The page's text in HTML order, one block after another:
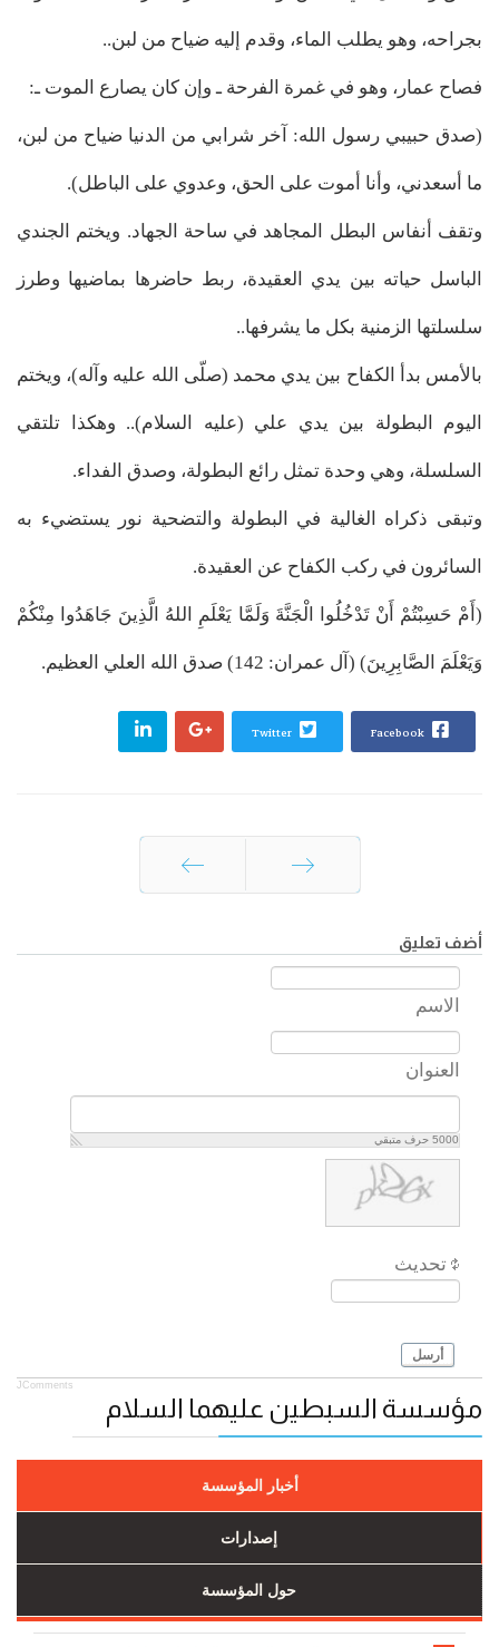
بجراحه، وهو يطلب الماء، وقدم إليه ضياح من لبن..
فصاح عمار، وهو في غمرة الفرحة ـ وإن كان يصارع الموت ـ:
(صدق حبيبي رسول الله: آخر شرابي من الدنيا ضياح من لبن،
ما أسعدني، وأنا أموت على الحق، وعدوي على الباطل).
وتقف أنفاس البطل المجاهد في ساحة الجهاد. ويختم الجندي
الباسل حياته بين يدي العقيدة، ربط حاضرها بماضيها وطرز
سلسلتها الزمنية بكل ما يشرفها..
بالأمس بدأ الكفاح بين يدي محمد (صلّى الله عليه وآله)، ويختم
اليوم البطولة بين يدي علي (عليه السلام).. وهكذا تلتقي
السلسلة، وهي وحدة تمثل رائع البطولة، وصدق الفداء.
وتبقى ذكراه الغالية في البطولة والتضحية نور يستضيء به
السائرون في ركب الكفاح عن العقيدة.
(أَمْ حَسِبْتُمْ أَنْ تَدْخُلُوا الْجَنَّةَ وَلَمَّا يَعْلَمِ اللهُ الَّذِينَ جَاهَدُوا مِنْكُمْ
وَيَعْلَمَ الصَّابِرِينَ) (آل عمران: 142) صدق الله العلي العظيم.
أضف تعليق
الاسم
العنوان
5000 حرف متبقي
تحديث
أرسل
JComments
مؤسسة السبطين عليهما السلام
أخبار المؤسسة
إصدارات
حول المؤسسة